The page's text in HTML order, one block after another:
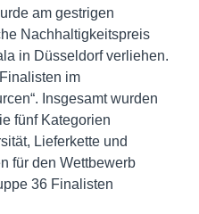
am gestrigen
Nachhaltigkeitspreis
in Düsseldorf verliehen.
im
Insgesamt wurden
fünf Kategorien
Lieferkette und
für den Wettbewerb
36 Finalisten